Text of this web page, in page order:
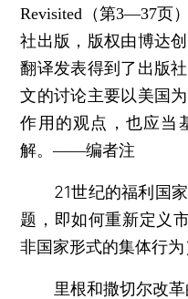
Revisited（第3—37页
社出版，版权由博达
翻译发表得到了出版
文的讨论主要以美国
作用的观点，也应当
解。——编者注
21世纪的福利国家
题，即如何重新定义
非国家形式的集体行为
里根和撒切尔改革